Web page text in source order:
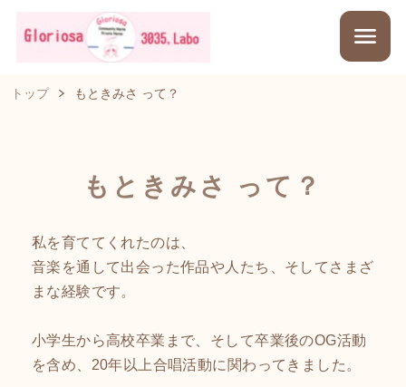
トップ もときみさ って？
もときみさ って？
私を育ててくれたのは、
音楽を通して出会った作品や人たち、そしてさまざ
まな経験です。
小学生から高校卒業まで、そして卒業後のOG活動
を含め、20年以上合唱活動に関わってきました。